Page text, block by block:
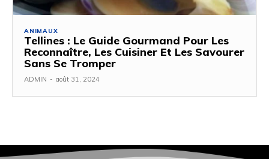
ANIMAUX
Tellines : Le Guide Gourmand Pour Les
Reconnaître, Les Cuisiner Et Les Savourer
Sans Se Tromper
ADMIN - août 31, 2024